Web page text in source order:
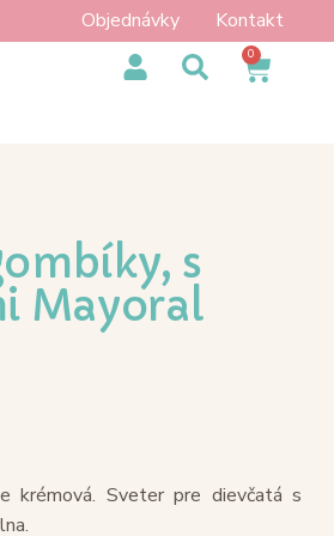
Objednávky Kontakt
0
s
Mayoral
krémová. Sveter pre dievčatá s